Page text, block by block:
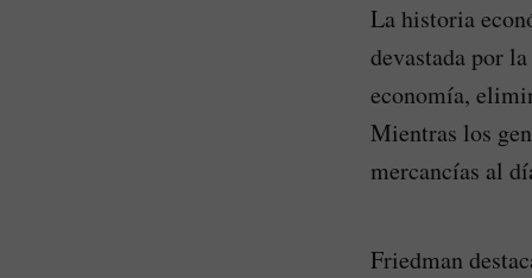
La historia
devastada por
economía,
Mientras los
mercancías al
Friedman